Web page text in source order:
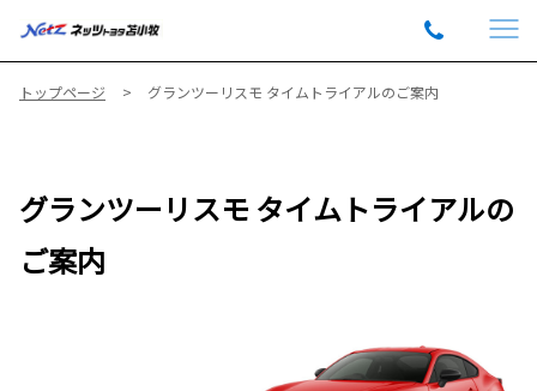
トップページ グランツーリスモ タイムトライアルのご案内
グランツーリスモ タイムトライアルの
ご案内